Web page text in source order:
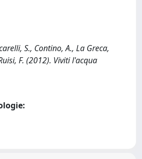
S., Contino, A., La Greca,
F. (2012). Viviti l'acqua